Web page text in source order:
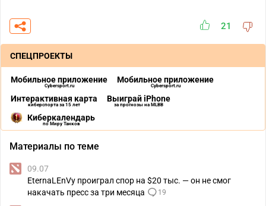
21
СПЕЦПРОЕКТЫ
Мобильное приложение
Cybersport.ru
Мобильное приложение
Cybersport.ru
Интерактивная карта
киберспорта за 15 лет
Выиграй iPhone
за прогнозы на MLBB
Киберкалендарь
по Миру Танков
Материалы по теме
09.07
EternaLEnVy проиграл спор на $20 тыс. — он не смог
накачать пресс за три месяца
19